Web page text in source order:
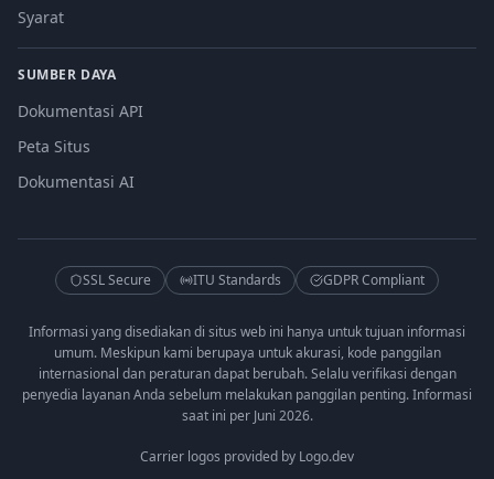
Syarat
SUMBER DAYA
Dokumentasi API
Peta Situs
Dokumentasi AI
SSL Secure ITU Standards GDPR Compliant
Informasi yang disediakan di situs web ini hanya untuk tujuan informasi
umum. Meskipun kami berupaya untuk akurasi, kode panggilan
internasional dan peraturan dapat berubah. Selalu verifikasi dengan
penyedia layanan Anda sebelum melakukan panggilan penting. Informasi
saat ini per Juni 2026.
Carrier logos provided by Logo.dev